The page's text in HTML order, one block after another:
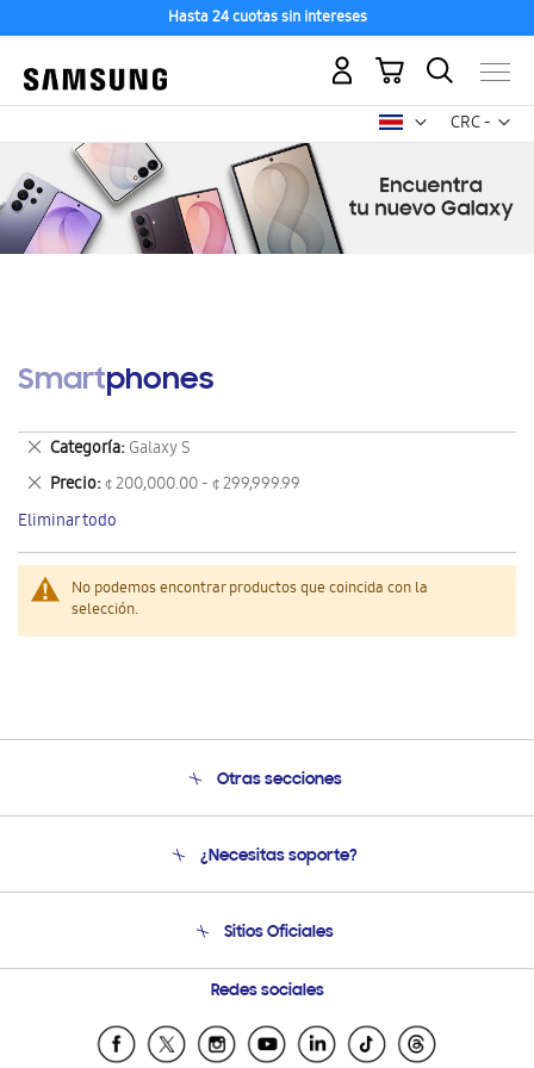
Hasta 24 cuotas sin intereses
CRC -
colón
Mi carrito
Smartphones
No podemos encontrar productos que coincida con la
selección.
Categoría Galaxy S
Eliminar
este
artículo
Precio ¢ 200,000.00 - ¢ 299,999.99
Eliminar
este
artículo
Eliminar todo
Otras secciones
Soporte
Seguimiento de tu pedido
Condiciones de Compra
¿Necesitas soporte?
Soporte vía eMail
Preguntas Frecuentes
Sitios Oficiales
Samsung Costa Rica
Samsung Ecuador
Samsung El Salvador
Redes sociales